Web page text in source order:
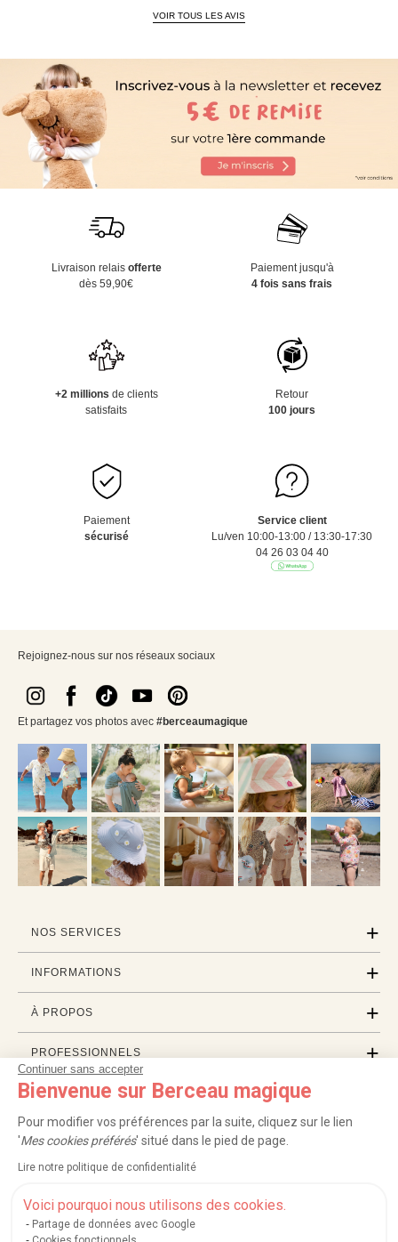
Continuer sans accepter
Bienvenue sur Berceau magique
Pour modifier vos préférences par la suite, cliquez sur le lien
'Mes cookies préférés' situé dans le pied de page.
Lire notre politique de confidentialité
Voici pourquoi nous utilisons des cookies.
Partage de données avec Google
VOIR TOUS LES AVIS
Livraison relais offerte
dès 59,90€
Paiement jusqu'à
4 fois sans frais
+2 millions de clients
satisfaits
Retour
100 jours
Paiement
sécurisé
Service client
Lu/ven 10:00-13:00 / 13:30-17:30
04 26 03 04 40
Rejoignez-nous sur nos réseaux sociaux
Et partagez vos photos avec #berceaumagique
NOS SERVICES
INFORMATIONS
À PROPOS
PROFESSIONNELS
LISTES CADEAUX
Carte cadeau | Retour 100 jours Moyens de paiement
Service après-vente
Nos moyens de paiement sécurisés